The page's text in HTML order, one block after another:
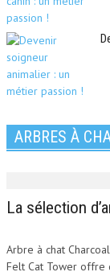
ARBRES À
La sélection
Arbre à chat
Felt Cat Tower offre